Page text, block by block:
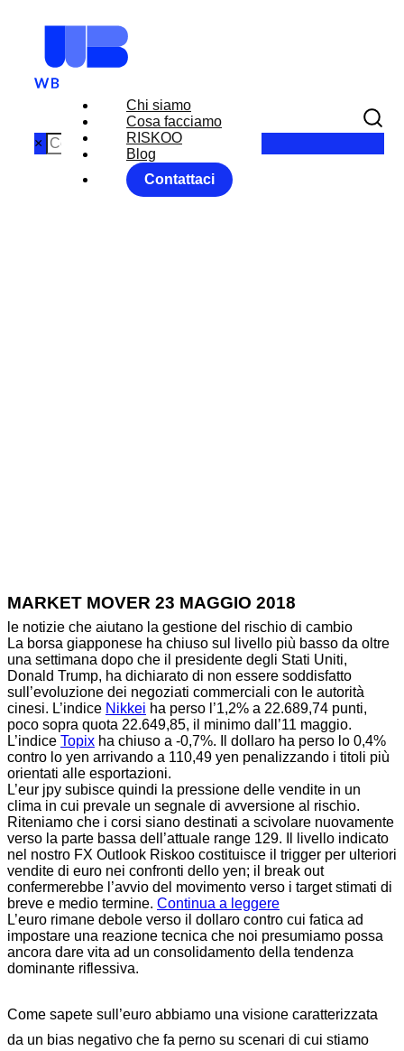
Chi siamo
Cosa facciamo
RISKOO
Blog
Contattaci
×
MARKET
MARKET MOVER 23 MAGGIO 2018
le notizie che aiutano la gestione del rischio di cambio
La borsa giapponese ha chiuso sul livello più basso da oltre
una settimana dopo che il presidente degli Stati Uniti,
Donald Trump, ha dichiarato di non essere soddisfatto
sull’evoluzione dei negoziati commerciali con le autorità
cinesi. L’indice Nikkei ha perso l’1,2% a 22.689,74 punti,
poco sopra quota 22.649,85, il minimo dall’11 maggio.
L’indice Topix ha chiuso a -0,7%. Il dollaro ha perso lo 0,4%
contro lo yen arrivando a 110,49 yen penalizzando i titoli più
orientati alle esportazioni.
L’eur jpy subisce quindi la pressione delle vendite in un
clima in cui prevale un segnale di avversione al rischio.
Riteniamo che i corsi siano destinati a scivolare nuovamente
verso la parte bassa dell’attuale range 129. Il livello indicato
nel nostro FX Outlook Riskoo costituisce il trigger per ulteriori
vendite di euro nei confronti dello yen; il break out
confermerebbe l’avvio del movimento verso i target stimati di
breve e medio termine. Continua a leggere
L’euro rimane debole verso il dollaro contro cui fatica ad
impostare una reazione tecnica che noi presumiamo possa
ancora dare vita ad un consolidamento della tendenza
dominante riflessiva.
Come sapete sull’euro abbiamo una visione caratterizzata
da un bias negativo che fa perno su scenari di cui stiamo